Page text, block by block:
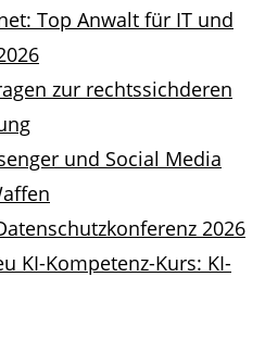
Top Anwalt für IT und
zur rechtssichderen
und Social Media
2026
KI-Kompetenz-Kurs: KI-